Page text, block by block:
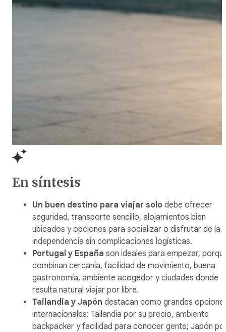
En síntesis
Un buen destino para viajar solo debe ofrecer
seguridad, transporte sencillo, alojamientos bien
ubicados y opciones para socializar o disfrutar de la
independencia sin complicaciones logísticas.
Portugal y España son ideales para empezar,
combinan cercanía, facilidad de movimiento, buena
gastronomía, ambiente acogedor y ciudades donde
resulta natural viajar por libre.
Tailandia y Japón destacan como grandes
internacionales: Tailandia por su precio, ambiente
backpacker y facilidad para conocer gente; Japón